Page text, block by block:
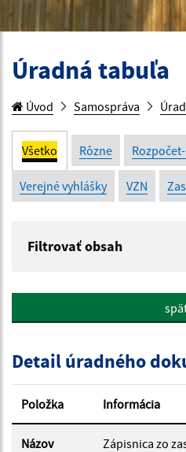
Úradná tabuľa
Úvod Samospráva
Všetko Rôzne
Verejné vyhlášky VZN
Filtrovať obsah
Popis:
Dátum zverejnenia od:
Dátum zverejnenia do:
Detail úradného
Položka Informácia
Názov Zápisnica zo